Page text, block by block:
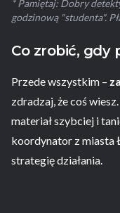
* Pamiętaj: Dobry
godzinową "studenta".
Co zrobić, gdy
Przede wszystkim –
zdradzaj, że coś
materiał szybciej i
koordynator z miasta
strategię działania.